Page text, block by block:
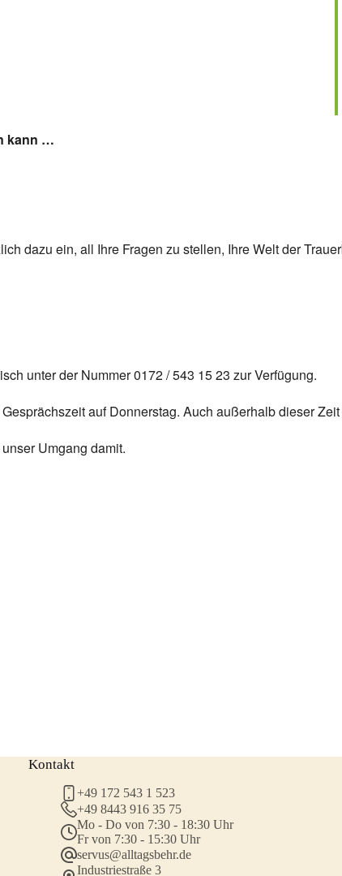
kann …
dazu ein, all Ihre Fragen zu stellen, Ihre Welt der
unter der Nummer 0172 / 543 15 23 zur Verfügung.
auf Donnerstag. Auch außerhalb dieser
Umgang damit.
Kontakt
+49 172 543 1 523
+49 8443 916 35 75
Mo - Do von 7:30 - 18:30 Uhr
Fr von 7:30 - 15:30 Uhr
servus@alltagsbehr.de
Industriestraße 3